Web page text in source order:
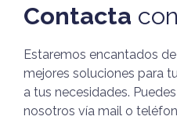
Contacta
Estaremos encantados
mejores soluciones para
a tus necesidades.
nosotros vía mail o